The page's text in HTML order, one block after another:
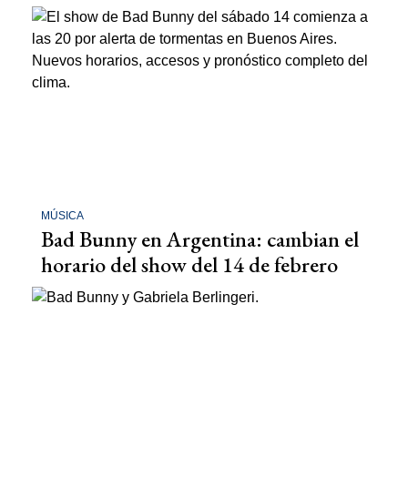
MÚSICA
Bad Bunny en Argentina: cambian el
horario del show del 14 de febrero